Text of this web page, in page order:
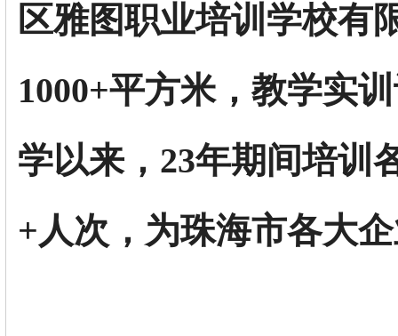
区雅图职业培训学校有
1000+平方米，教学实
学以来，23年期间培训
+人次，为珠海市各大